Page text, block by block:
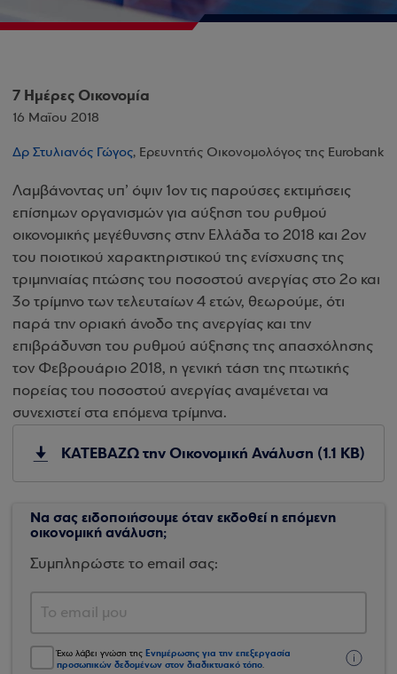
7 Ημέρες Οικονομία
16 Μαΐου 2018
Δρ Στυλιανός Γώγος, Ερευνητής Οικονομολόγος της Eurobank
Λαμβάνοντας υπ’ όψιν 1ον τις παρούσες εκτιμήσεις
επίσημων οργανισμών για αύξηση του ρυθμού
οικονομικής μεγέθυνσης στην Ελλάδα το 2018 και 2ον
του ποιοτικού χαρακτηριστικού της ενίσχυσης της
τριμηνιαίας πτώσης του ποσοστού ανεργίας στο 2ο και
3ο τρίμηνο των τελευταίων 4 ετών, θεωρούμε, ότι
παρά την οριακή άνοδο της ανεργίας και την
επιβράδυνση του ρυθμού αύξησης της απασχόλησης
τον Φεβρουάριο 2018, η γενική τάση της πτωτικής
πορείας του ποσοστού ανεργίας αναμένεται να
συνεχιστεί στα επόμενα τρίμηνα.
ΚΑΤΕΒΑΖΩ την Οικονομική Ανάλυση (1.1 KB)
Να σας ειδοποιήσουμε όταν εκδοθεί η επόμενη
οικονομική ανάλυση;
Συμπληρώστε το email σας:
Έχω λάβει γνώση της Ενημέρωσης για την επεξεργασία
προσωπικών δεδομένων στον διαδικτυακό τόπο.